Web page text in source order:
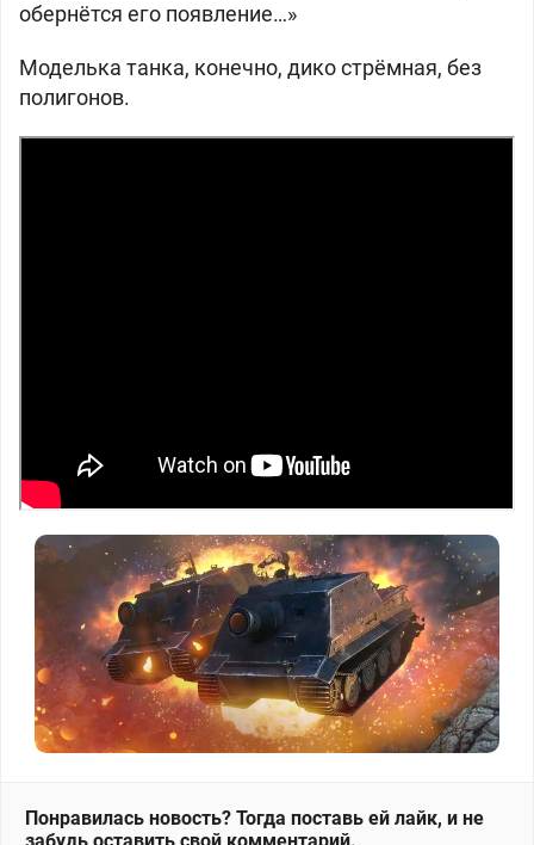
обернётся его появление…»
Моделька танка, конечно, дико стрёмная, без
полигонов.
Понравилась новость? Тогда поставь ей лайк, и не